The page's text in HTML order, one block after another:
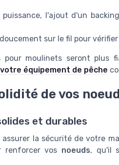
puissance, l'ajout d'un
sur le fil pour
moulinets seront plus
équipement de pêche
de vos
et durables
la sécurité de votre
renforcer vos noeuds, qu'il